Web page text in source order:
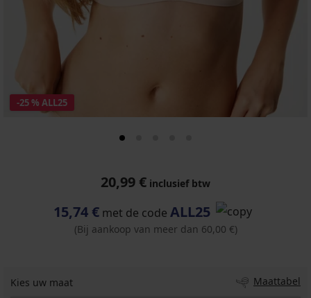
-25 % ALL25
20,99 € inclusief btw
15,74 € met de code ALL25
(Bij aankoop van meer dan 60,00 €)
Kies uw maat Maattabel